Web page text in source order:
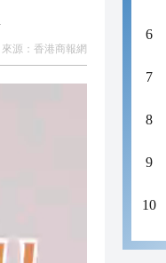
來源： 香港商報網